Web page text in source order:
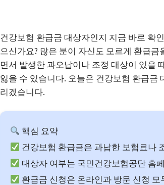
건강보험 환급금 대상자인지 지금 바로 확
으신가요? 많은 분이 자신도 모르게 환급
면서 발생한 과오납이나 조정 대상이 있을
잃을 수 있습니다. 오늘은 건강보험 환급금
리겠습니다.
핵심 요약
건강보험 환급금은 과납한 보험료나
대상자 여부는 국민건강보험공단 홈
환급금 신청은 온라인과 방문 신청 모